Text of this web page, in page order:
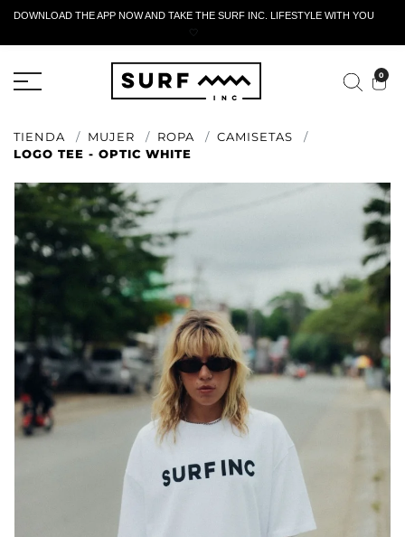
DOWNLOAD THE APP NOW AND TAKE THE SURF INC. LIFESTYLE WITH YOU
🤍
0
TIENDA MUJER ROPA
CAMISETAS
LOGO TEE - OPTIC WHITE
FORMULARIO DE RETORNO ACTIVO